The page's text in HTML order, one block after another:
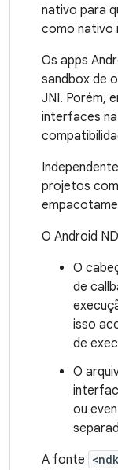
nativo para
como nativo
Os apps
sandbox de
JNI. Porém,
interfaces
projetos
O Android
O
de
isso
de
O
ou
A fonte